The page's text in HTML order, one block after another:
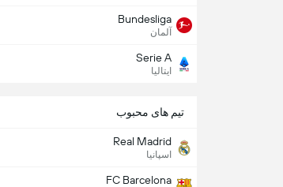
Bundesliga
آلمان
Serie A
ایتالیا
تیم های محبوب
Real Madrid
اسپانیا
FC Barcelona